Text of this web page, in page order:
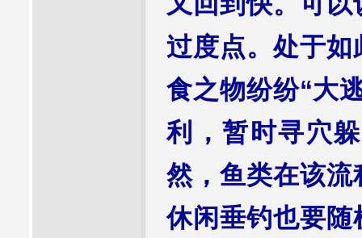
过度点。处于
食之物纷纷“大
利，暂时寻穴
然，鱼类在该
休闲垂钓也要